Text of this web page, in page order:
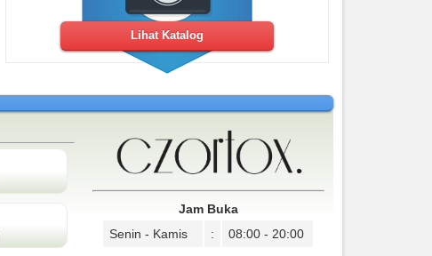
Lihat Katalog
Jam Buka
Senin - Kamis
:
08:00 - 20:00